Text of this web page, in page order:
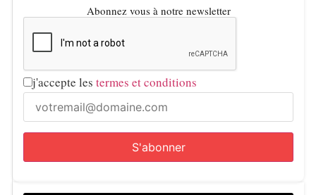
Abonnez vous à notre newsletter
j'accepte les termes et conditions